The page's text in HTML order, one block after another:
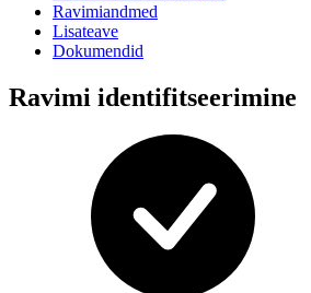
Ravimiandmed
Lisateave
Dokumendid
Ravimi identifitseerimine